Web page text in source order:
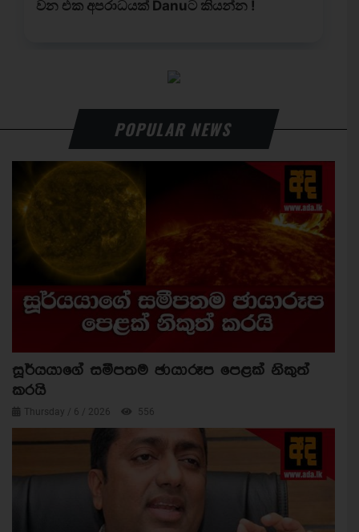
POPULAR NEWS
සූර්යයාගේ සමීපතම ඡායාරූප පෙළක් නිකුත්
කරයි
Thursday / 6 / 2026 556